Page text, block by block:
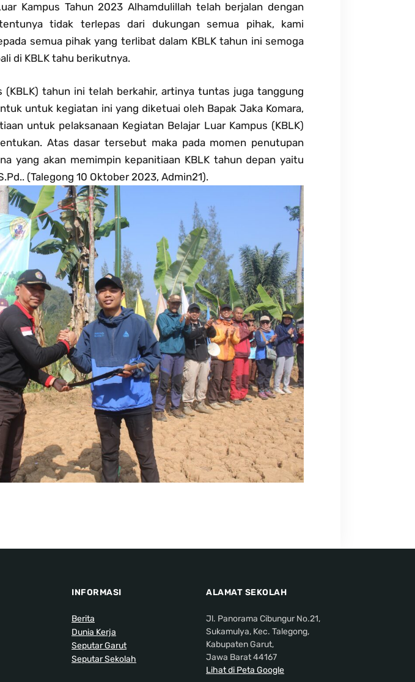
Kampus Tahun 2023 Alhamdulillah telah berjalan dengan
tidak terlepas dari dukungan semua pihak, kami
semua pihak yang terlibat dalam KBLK tahun ini semoga
di KBLK tahu berikutnya.
(KBLK) tahun ini telah berkahir, artinya tuntas juga tanggung
untuk kegiatan ini yang diketuai oleh Bapak Jaka Komara,
untuk pelaksanaan Kegiatan Belajar Luar Kampus (KBLK)
Atas dasar tersebut maka pada momen penutupan
yang akan memimpin kepanitiaan KBLK tahun depan yaitu
(Talegong 10 Oktober 2023, Admin21).
INFORMASI
Berita
Dunia Kerja
Seputar Garut
Seputar Sekolah
ALAMAT SEKOLAH
Jl. Panorama Cibungur No.21,
Sukamulya, Kec. Talegong,
Kabupaten Garut,
Jawa Barat 44167
Lihat di Peta Google